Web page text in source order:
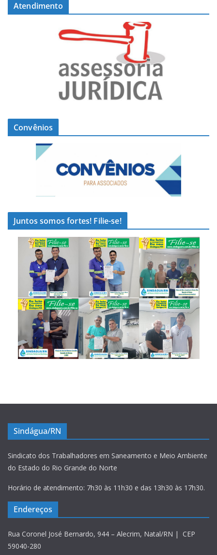
Atendimento
Convênios
Juntos somos fortes! Filie-se!
Sindágua/RN
Sindicato dos Trabalhadores em Saneamento e Meio Ambiente
do Estado do Rio Grande do Norte
Horário de atendimento: 7h30 às 11h30 e das 13h30 às 17h30.
Endereços
Rua Coronel José Bernardo, 944 – Alecrim, Natal/RN | CEP
59040-280